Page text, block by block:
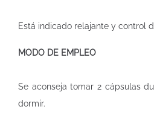
Está indicado relajante y control
MODO DE EMPLEO
Se aconseja tomar 2 cápsulas
dormir.